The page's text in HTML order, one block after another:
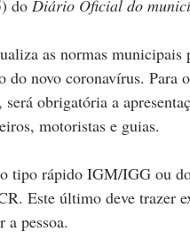
do Diário Oficial do
as normas
do novo coronavírus.
obrigatória a
motoristas e guias.
tipo rápido IGM/IGG ou
Este último deve trazer
a pessoa.